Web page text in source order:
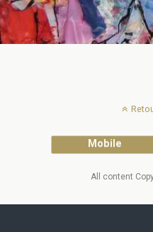
Mobile
All content